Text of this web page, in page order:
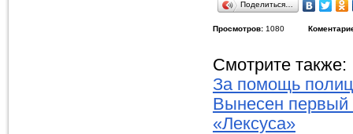
Поделиться…
Просмотров: 1080
Смотрите также:
За помощь
Вынесен первый
«Лексуса»